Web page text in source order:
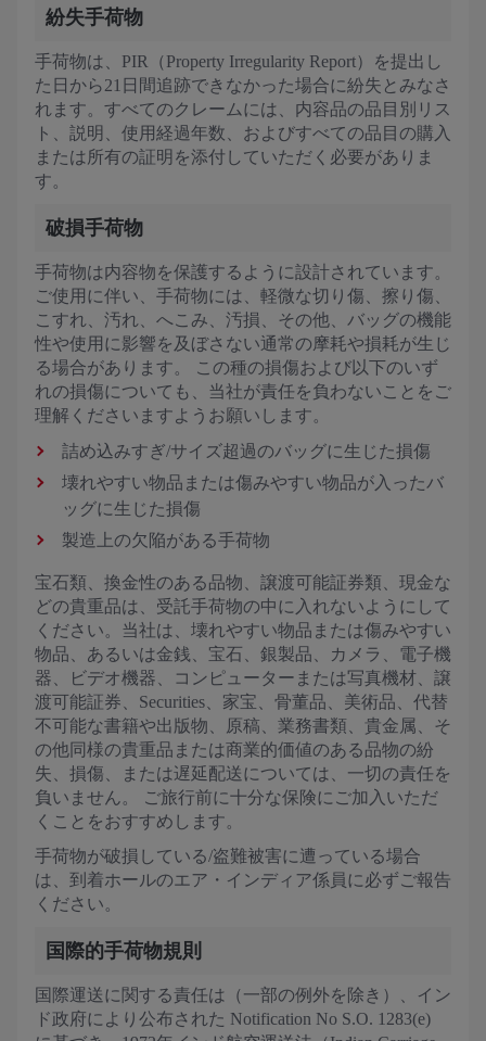
紛失手荷物
手荷物は、PIR（Property Irregularity Report）を提出し
た日から21日間追跡できなかった場合に紛失とみなさ
れます。すべてのクレームには、内容品の品目別リス
ト、説明、使用経過年数、およびすべての品目の購入
または所有の証明を添付していただく必要がありま
す。
破損手荷物
手荷物は内容物を保護するように設計されています。
ご使用に伴い、手荷物には、軽微な切り傷、擦り傷、
こすれ、汚れ、へこみ、汚損、その他、バッグの機能
性や使用に影響を及ぼさない通常の摩耗や損耗が生じ
る場合があります。 この種の損傷および以下のいず
れの損傷についても、当社が責任を負わないことをご
理解くださいますようお願いします。
詰め込みすぎ/サイズ超過のバッグに生じた損傷
壊れやすい物品または傷みやすい物品が入ったバ
ッグに生じた損傷
製造上の欠陥がある手荷物
宝石類、換金性のある品物、譲渡可能証券類、現金な
どの貴重品は、受託手荷物の中に入れないようにして
ください。当社は、壊れやすい物品または傷みやすい
物品、あるいは金銭、宝石、銀製品、カメラ、電子機
器、ビデオ機器、コンピューターまたは写真機材、譲
渡可能証券、Securities、家宝、骨董品、美術品、代替
不可能な書籍や出版物、原稿、業務書類、貴金属、そ
の他同様の貴重品または商業的価値のある品物の紛
失、損傷、または遅延配送については、一切の責任を
負いません。 ご旅行前に十分な保険にご加入いただ
くことをおすすめします。
手荷物が破損している/盗難被害に遭っている場合
は、到着ホールのエア・インディア係員に必ずご報告
ください。
国際的手荷物規則
国際運送に関する責任は（一部の例外を除き）、イン
ド政府により公布された Notification No S.O. 1283(e)